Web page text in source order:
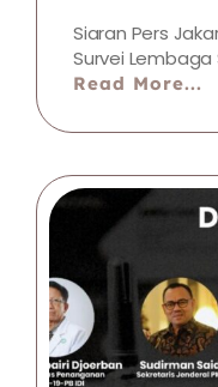
Siaran Pers
Survei Lembaga
Read More...